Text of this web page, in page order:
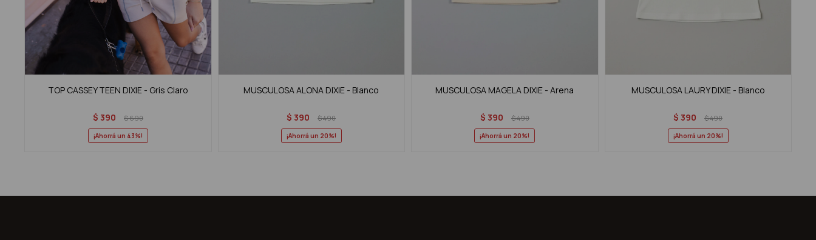
TOP CASSEY TEEN DIXIE - Gris Claro
$ 390 $690
43
MUSCULOSA ALONA DIXIE - Blanco
$ 390 $490
20
MUSCULOSA MAGELA DIXIE - Arena
$ 390 $490
20
MUSCULOSA LAURY DIXIE - Blanco
$ 390 $490
20